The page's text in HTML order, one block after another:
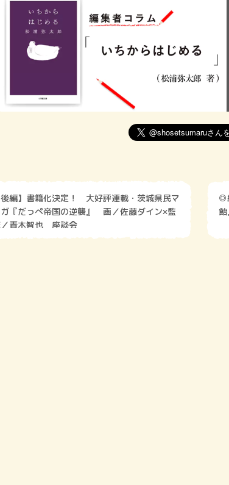
後編】書籍化決定！ 大好評連載・茨城県民マ
ガ『だっぺ帝国の逆襲』 画／佐藤ダイン×監
青木智也 座談会
◎